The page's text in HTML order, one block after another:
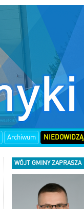
Archiwum
WÓJT GMINY ZAPRASZA